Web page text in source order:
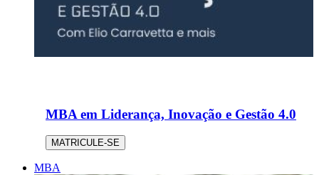
MBA em Liderança, Inovação e Gestão 4.0
MATRICULE-SE
MBA